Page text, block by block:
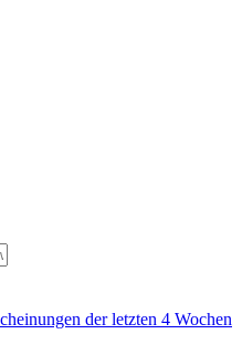
der letzten 4 Wochen